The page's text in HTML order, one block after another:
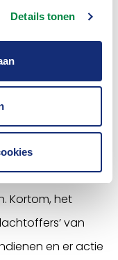
Details tonen
leveren aan de
rol
is dat
hun eigen rol
aan
van
Kortom, het
van
en er actie